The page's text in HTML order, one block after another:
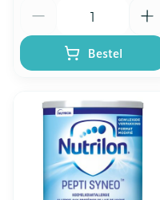
Bestel